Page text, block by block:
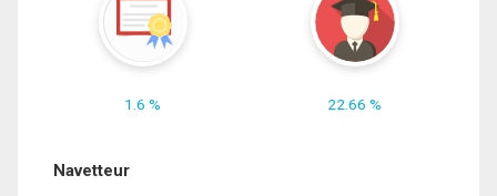
1.6 % 22.66 %
Navetteur